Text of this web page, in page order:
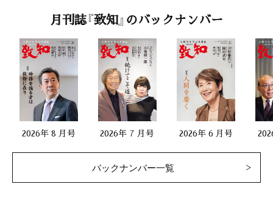
私の座右銘
「しわ寄せをしない調和の道」
馬渕隆一（マブチモーター会長）
第一線で活躍する女性
「価格破壊ではなく規格破壊で、ふぞろいな野菜たちを家庭の食
卓に届けたい」
小堀夏佳（オイシックス 商品本部 青果スーパーバイヤー 愛の
月刊誌『致知』のバックナンバー
2026年 8 月号 2026年 7 月号 2026年 6 月号
バックナンバー一覧